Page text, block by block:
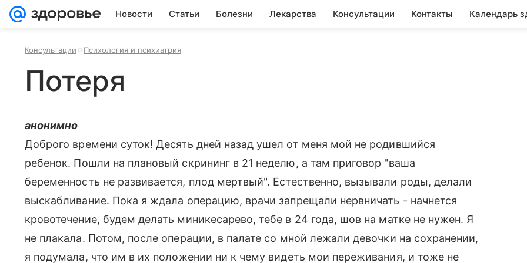
Новости Статьи Болезни Лекарства Консультации Контакты Календарь
Консультации Психология и психиатрия
Потеря
анонимно
Доброго времени суток! Десять дней назад ушел от меня мой не родившийся
ребенок. Пошли на плановый скрининг в 21 неделю, а там приговор "ваша
беременность не развивается, плод мертвый". Естественно, вызывали роды, делали
выскабливание. Пока я ждала операцию, врачи запрещали нервничать - начнется
кровотечение, будем делать миникесарево, тебе в 24 года, шов на матке не нужен. Я
не плакала. Потом, после операции, в палате со мной лежали девочки на сохранении,
я подумала, что им в их положении ни к чему видеть мои переживания, и тоже не